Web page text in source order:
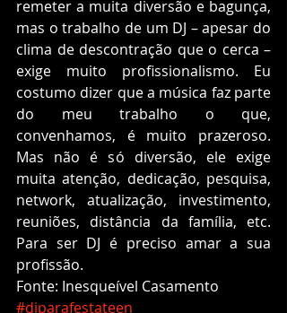
remeter a muita diversão e bagunça,
mas o trabalho de um DJ – apesar do
clima de descontração que o cerca –
exige muito profissionalismo. Eu
costumo dizer que a música faz parte
do meu trabalho o que,
convenhamos, é muito prazeroso.
Mas não é só diversão, ele exige
muita atenção, dedicação, pesquisa,
network, atualização, investimento,
reuniões, distância da família, etc.
Para ser DJ é preciso amar a sua
profissão.
Fonte: Inesqueível Casamento
#djparafestateen